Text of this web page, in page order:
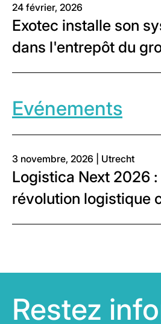
24 février, 2026
Exotec installe son
dans l'entrepôt du
Evénements
3 novembre, 2026 | Utrecht
Logistica Next 2026
révolution logistique
Restez